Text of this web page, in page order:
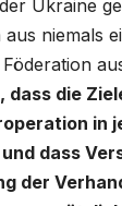
Ukraine
niemals
dass die
in
dass
der